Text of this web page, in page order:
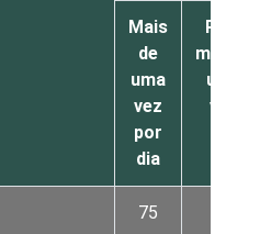
Mais
de
uma
vez
por
dia
Pelo
menos
uma
vez
75